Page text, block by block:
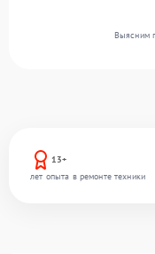
13+
лет опыта в ремонте техники
Выясним